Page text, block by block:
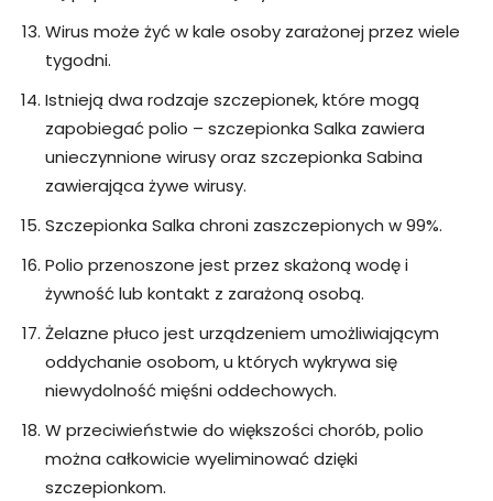
Wirus może żyć w kale osoby zarażonej przez wiele
tygodni.
Istnieją dwa rodzaje szczepionek, które mogą
zapobiegać polio – szczepionka Salka zawiera
unieczynnione wirusy oraz szczepionka Sabina
zawierająca żywe wirusy.
Szczepionka Salka chroni zaszczepionych w 99%.
Polio przenoszone jest przez skażoną wodę i
żywność lub kontakt z zarażoną osobą.
Żelazne płuco jest urządzeniem umożliwiającym
oddychanie osobom, u których wykrywa się
niewydolność mięśni oddechowych.
W przeciwieństwie do większości chorób, polio
można całkowicie wyeliminować dzięki
szczepionkom.